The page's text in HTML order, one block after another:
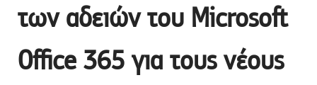
των αδειών του Microsoft
Office 365 για τους νέους